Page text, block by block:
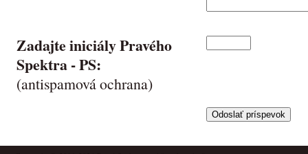
Zadajte iniciály Pravého
Spektra -PS:
(antispamová ochrana)